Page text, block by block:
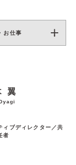
お仕事
翼
ィブディレクター／共
者